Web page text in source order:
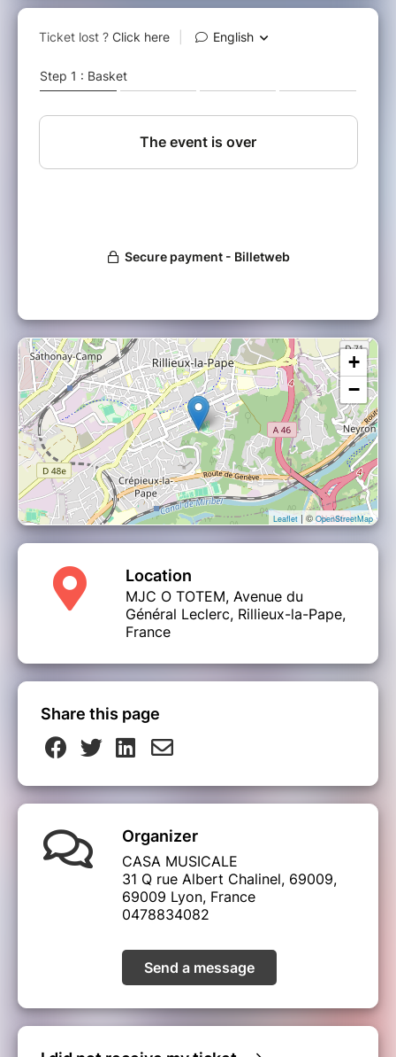
+
−
Leaflet | © OpenStreetMap
Location
MJC O TOTEM, Avenue du
Général Leclerc, Rillieux-la-Pape,
France
Share this page
Organizer
CASA MUSICALE
31 Q rue Albert Chalinel, 69009,
69009 Lyon, France
0478834082
Send a message